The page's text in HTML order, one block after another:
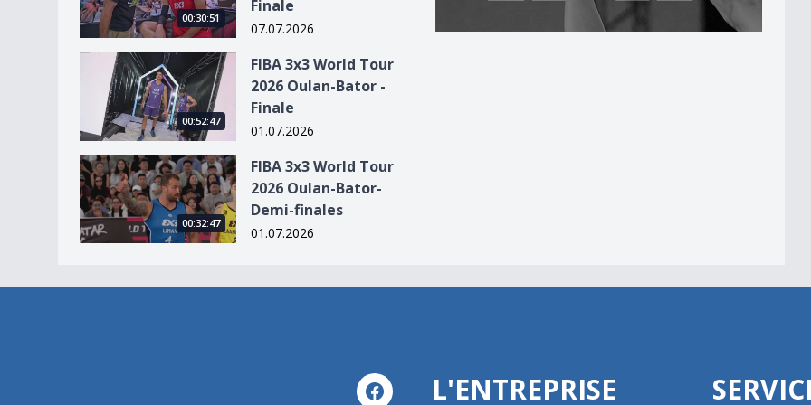
00:30:51
Finale
07.07.2026
FIBA 3x3 World Tour 2026 Oulan-Bator - Finale
00:52:47
FIBA 3x3 World Tour
2026 Oulan-Bator -
Finale
01.07.2026
FIBA 3x3 World Tour 2026 Oulan-Bator- Demi-finales
00:32:47
FIBA 3x3 World Tour
2026 Oulan-Bator-
Demi-finales
01.07.2026
L'ENTREPRISE